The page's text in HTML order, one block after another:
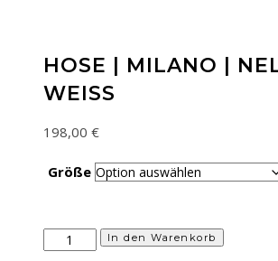
HOSE | MILANO |
WEISS
198,00 €
Größe
Hose
In den Warenkorb